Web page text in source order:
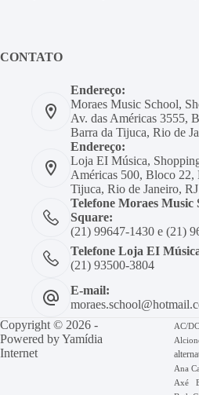
CONTATO
Endereço:
Moraes Music School,
Av. das Américas 3555,
Barra da Tijuca, Rio de
Endereço:
Loja EI Música,
Américas 500, Bloco 22,
Tijuca, Rio de Janeiro, RJ
Telefone Moraes Music
Square:
(21) 99647-1430 e (21)
Telefone Loja EI
(21) 93500-3804
E-mail:
Copyright © 2026 -
Powered byYamídia
Internet
AC/DC
Ana
Axé